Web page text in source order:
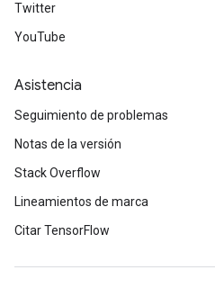
Twitter
YouTube
Asistencia
Seguimiento de problemas
Notas de la versión
Stack Overflow
Lineamientos de marca
Citar TensorFlow